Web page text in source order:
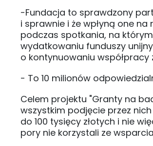
-Fundacja to sprawdzony
i sprawnie i że wpłyną one
podczas spotkania, na
wydatkowaniu funduszy
o kontynuowaniu współpracy
- To 10 milionów
Celem projektu "Granty na
wszystkim podjęcie przez
do 100 tysięcy złotych i nie
pory nie korzystali ze